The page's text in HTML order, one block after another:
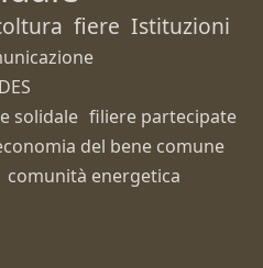
fiere Istituzioni
DES
solidale filiere partecipate
del bene comune
comunità energetica